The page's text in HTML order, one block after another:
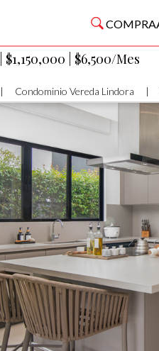
COMPRA
| $1,150,000 | $6,500/Mes
| Condominio Vereda Lindora |